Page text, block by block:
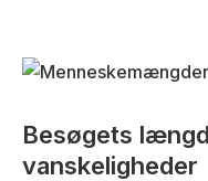
Besøgets
vanskeligheder